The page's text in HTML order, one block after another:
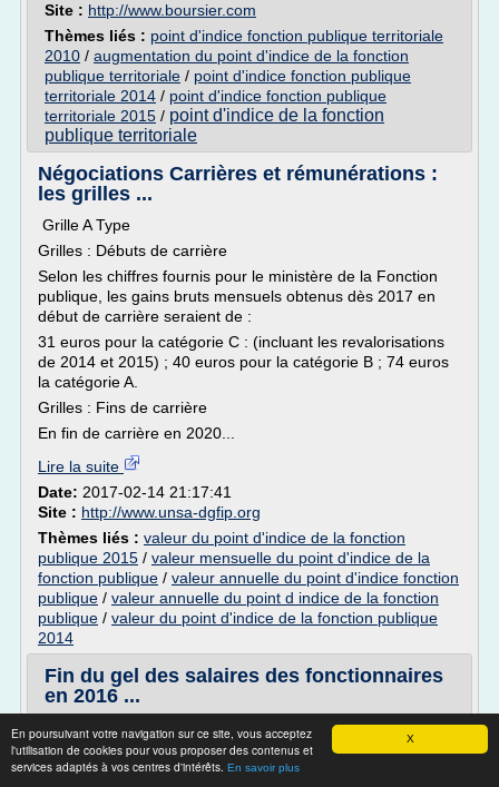
X
En poursuivant votre navigation sur ce site, vous acceptez
l'utilisation de cookies pour vous proposer des contenus et
services adaptés à vos centres d'intérêts. En savoir plus
Site : http://www.boursier.com
Thèmes liés : point d'indice fonction publique territoriale
2010 / augmentation du point d'indice de la fonction
publique territoriale / point d'indice fonction publique
territoriale 2014 / point d'indice fonction publique
territoriale 2015 / point d'indice de la fonction
publique territoriale
Négociations Carrières et rémunérations :
les grilles ...
Grille A Type
Grilles : Débuts de carrière
Selon les chiffres fournis pour le ministère de la Fonction
publique, les gains bruts mensuels obtenus dès 2017 en
début de carrière seraient de :
31 euros pour la catégorie C : (incluant les revalorisations
de 2014 et 2015) ; 40 euros pour la catégorie B ; 74 euros
la catégorie A.
Grilles : Fins de carrière
En fin de carrière en 2020...
Lire la suite
Date: 2017-02-14 21:17:41
Site : http://www.unsa-dgfip.org
Thèmes liés : valeur du point d'indice de la fonction
publique 2015 / valeur mensuelle du point d'indice de la
fonction publique / valeur annuelle du point d'indice fonction
publique / valeur annuelle du point d indice de la fonction
publique / valeur du point d'indice de la fonction publique
2014
Fin du gel des salaires des fonctionnaires
en 2016 ...
24 Nov 2015 | Fonction Publique | 0 commentaires
REMUNERATION - AEF, Le Figaro, Boursorama,
www.force ouvrière - La ministre de la Fonction publique,